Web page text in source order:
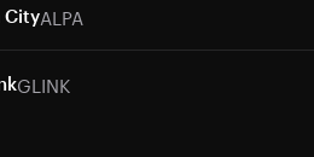
CityALPA
GLINK